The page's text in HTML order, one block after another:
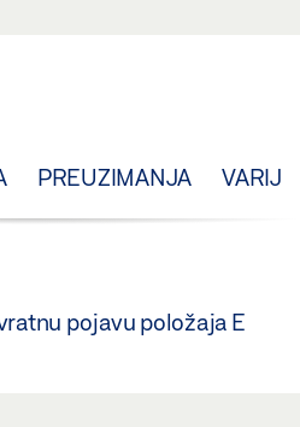
PREUZIMANJA
pojavu položaja E